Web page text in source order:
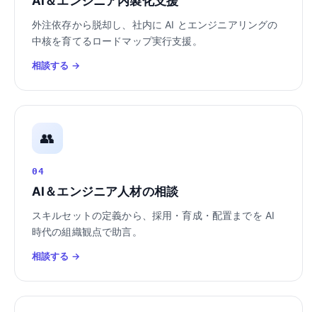
外注依存から脱却し、社内に AI とエンジニアリングの
中核を育てるロードマップ実行支援。
相談する →
👥
04
AI＆エンジニア人材の相談
スキルセットの定義から、採用・育成・配置までを AI
時代の組織観点で助言。
相談する →